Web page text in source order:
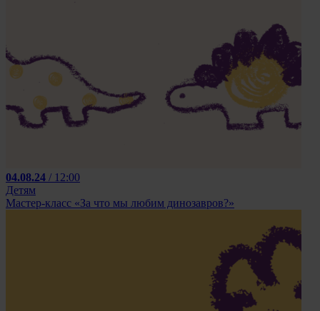
04.08.24 / 12:00
Детям
Мастер-класс «За что мы любим динозавров?»